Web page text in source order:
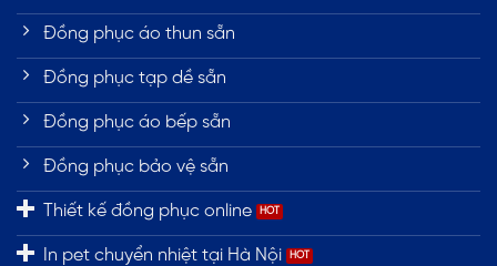
Đồng phục áo thun sẵn
Đồng phục tạp dề sẵn
Đồng phục áo bếp sẵn
Đồng phục bảo vệ sẵn
Thiết kế đồng phục online
In pet chuyển nhiệt tại Hà Nội